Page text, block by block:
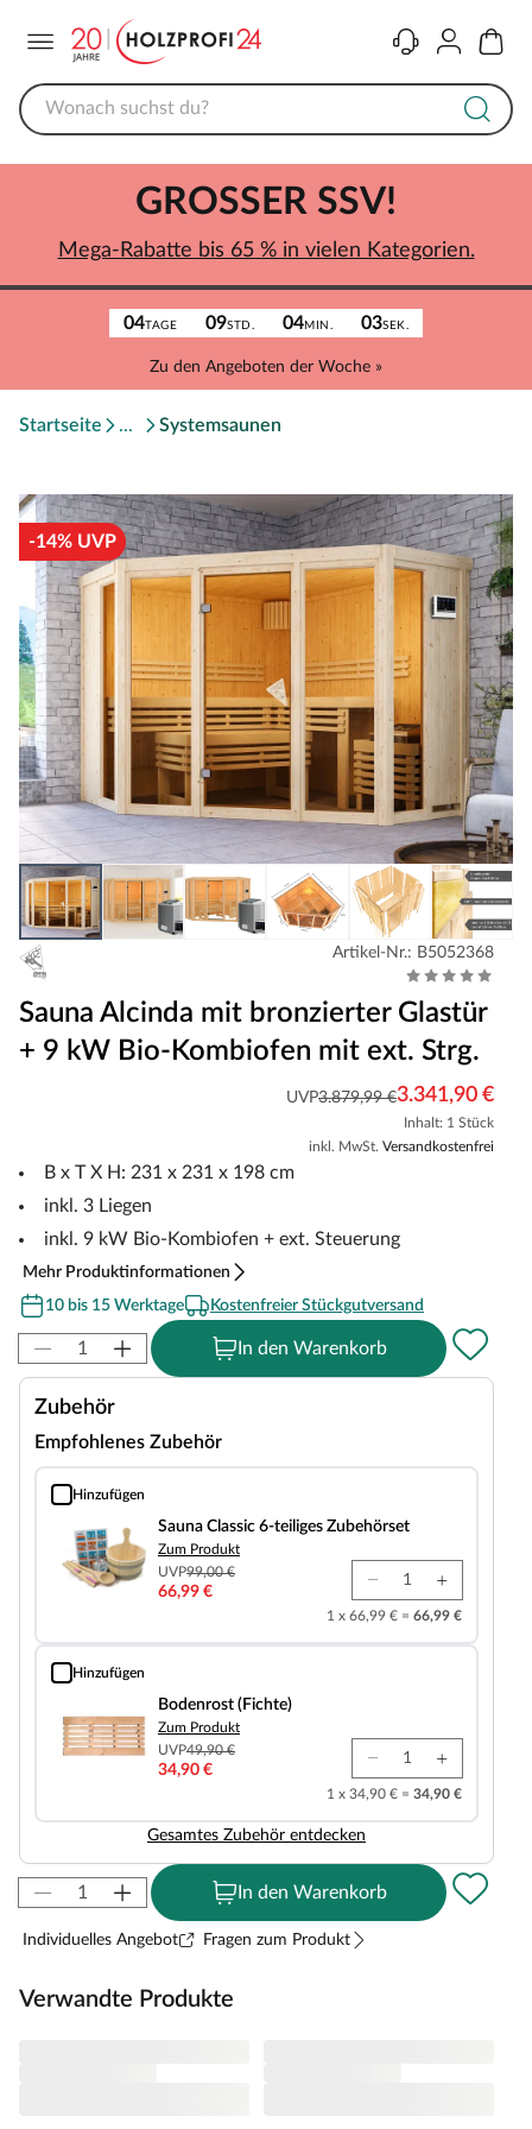
KontaktKonto
04TAGE 09STD. 04MIN. 03SEK.
Zu den Angeboten der Woche »
GROSSER SSV!
Mega-Rabatte bis 65 % in vielen Kategorien.
Startseite Systemsaunen
-14% UVP
Artikel-Nr.: B5052368
Sauna Alcinda mit bronzierter Glastür
+ 9 kW Bio-Kombiofen mit ext. Strg.
UVP3.879,99 €3.341,90 €
Inhalt: 1 Stück
inkl. MwSt. Versandkostenfrei
B x T X H: 231 x 231 x 198 cm
inkl. 3 Liegen
inkl. 9 kW Bio-Kombiofen + ext. Steuerung
Mehr Produktinformationen
10 bis 15 Werktage
Kostenfreier Stückgutversand
In den Warenkorb
Zubehör
Empfohlenes Zubehör
Hinzufügen
Sauna Classic 6-teiliges Zubehörset
Sauna Classic 6-teiliges Zubehörset
Zum Produkt
UVP99,00 €
66,99 €
1 x 66,99 € = 66,99 €
Hinzufügen
Bodenrost (Fichte)
Bodenrost (Fichte)
Zum Produkt
UVP49,90 €
34,90 €
1 x 34,90 € = 34,90 €
Gesamtes Zubehör entdecken
In den Warenkorb
Individuelles Angebot Fragen zum Produkt
Verwandte Produkte